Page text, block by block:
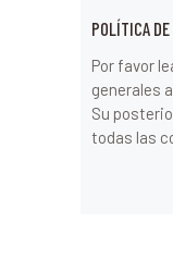
POLÍTICA
Por favor
generales
Su
todas las